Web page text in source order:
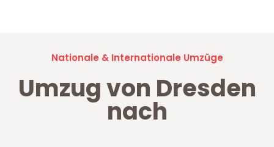
Nationale & Internationale Umzüge
Umzug von Dresden
nach